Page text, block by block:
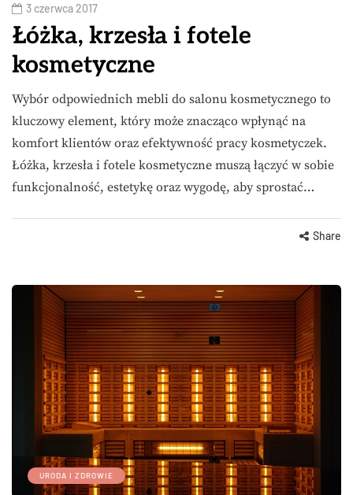
3 czerwca 2017
Łóżka, krzesła i fotele
kosmetyczne
Wybór odpowiednich mebli do salonu kosmetycznego to
kluczowy element, który może znacząco wpłynąć na
komfort klientów oraz efektywność pracy kosmetyczek.
Łóżka, krzesła i fotele kosmetyczne muszą łączyć w sobie
funkcjonalność, estetykę oraz wygodę, aby sprostać…
Share
URODA I ZDROWIE